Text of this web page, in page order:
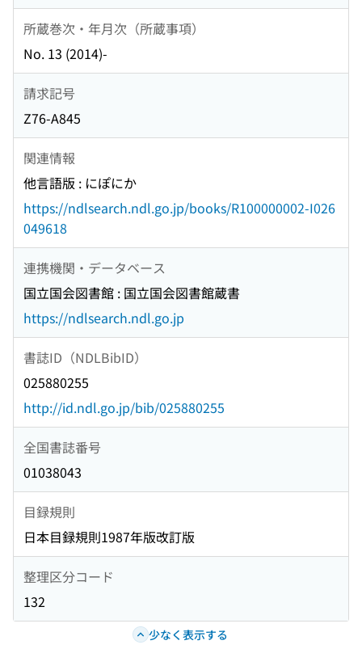
所蔵巻次・年月次（所蔵事項）
No. 13 (2014)-
請求記号
Z76-A845
関連情報
他言語版 : にぽにか
https://ndlsearch.ndl.go.jp/books/R100000002-I026
049618
連携機関・データベース
国立国会図書館 : 国立国会図書館蔵書
https://ndlsearch.ndl.go.jp
書誌ID（NDLBibID）
025880255
http://id.ndl.go.jp/bib/025880255
全国書誌番号
01038043
目録規則
日本目録規則1987年版改訂版
整理区分コード
132
少なく表示する